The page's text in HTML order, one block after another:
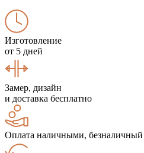
Изготовление
от 5 дней
Замер, дизайн
и доставка бесплатно
Оплата наличными, безналичный